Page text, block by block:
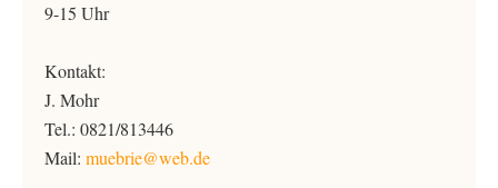
9-15 Uhr
Kontakt:
J. Mohr
Tel.: 0821/813446
Mail: muebrie@web.de